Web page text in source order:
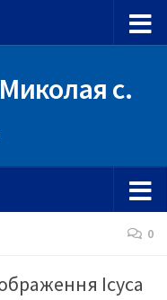
с.
0
Ісуса